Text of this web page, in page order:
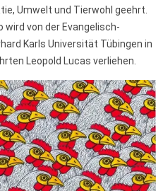
Umwelt und Tierwohl geehrt.
wird von der Evangelisch-
Karls Universität Tübingen in
Leopold Lucas verliehen.